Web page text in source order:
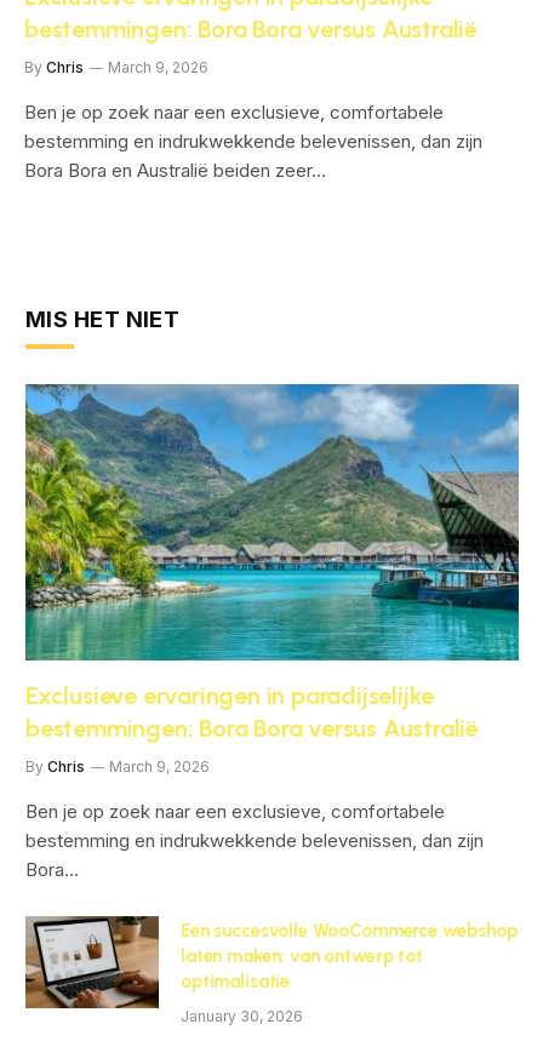
bestemmingen: Bora Bora versus Australië
By Chris March 9, 2026
Ben je op zoek naar een exclusieve, comfortabele
bestemming en indrukwekkende belevenissen, dan zijn
Bora Bora en Australië beiden zeer…
MIS HET NIET
Exclusieve ervaringen in paradijselijke
bestemmingen: Bora Bora versus Australië
By Chris March 9, 2026
Ben je op zoek naar een exclusieve, comfortabele
bestemming en indrukwekkende belevenissen, dan zijn
Bora…
Een succesvolle WooCommerce webshop
laten maken: van ontwerp tot
optimalisatie
January 30, 2026